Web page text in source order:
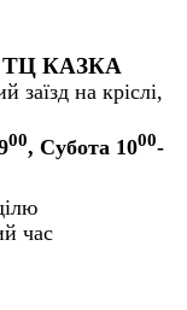
ТЦ КАЗКА
заїзд на кріслі,
00, Субота 1000-
час